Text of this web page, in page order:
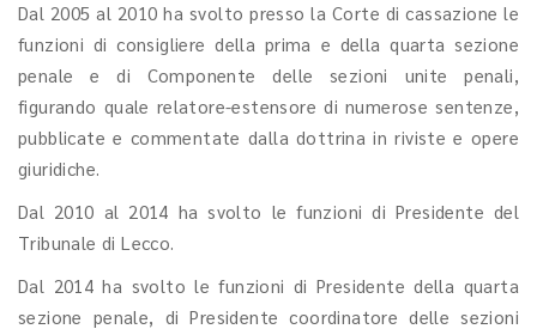
Dal 2005 al 2010 ha svolto presso la Corte di cassazione le
funzioni di consigliere della prima e della quarta sezione
penale e di Componente delle sezioni unite penali,
figurando quale relatore-estensore di numerose sentenze,
pubblicate e commentate dalla dottrina in riviste e opere
giuridiche.
Dal 2010 al 2014 ha svolto le funzioni di Presidente del
Tribunale di Lecco.
Dal 2014 ha svolto le funzioni di Presidente della quarta
sezione penale, di Presidente coordinatore delle sezioni